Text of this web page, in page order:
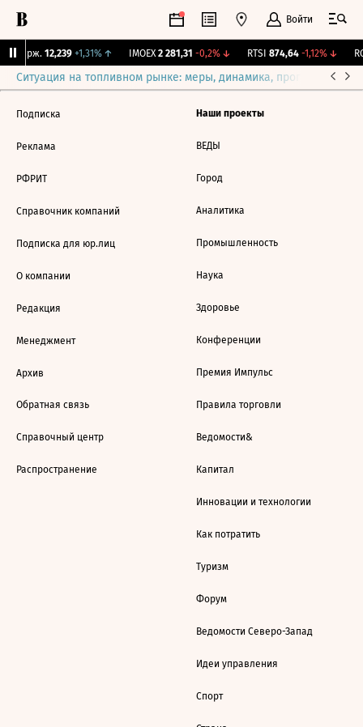
Войти
Бирж. 12,239 +1,31%↑ IMOEX 2 281,31 -0,2%↓ RTSI 874,64 -1,12%↓
Ситуация на топливном рынке: меры, динамика, прогнозы
Подписка
Реклама
РФРИТ
Справочник компаний
Подписка для юр.лиц
О компании
Редакция
Менеджмент
Архив
Обратная связь
Справочный центр
Распространение
Наши проекты
ВЕДЫ
Город
Аналитика
Промышленность
Наука
Здоровье
Конференции
Премия Импульс
Правила торговли
Ведомости&
Капитал
Инновации и технологии
Как потратить
Туризм
Форум
Ведомости Северо-Запад
Идеи управления
Спорт